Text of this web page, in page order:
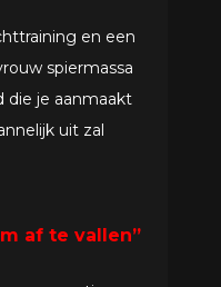
en een
spiermassa
die je aanmaakt
uit zal
af te vallen”